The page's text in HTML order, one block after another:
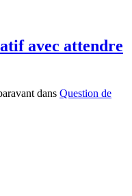
avec attendre
dans Question de